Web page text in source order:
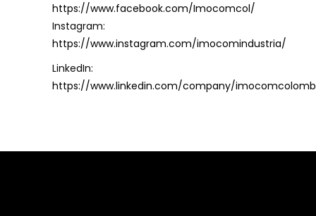
https://www.facebook.com/Imocomcol/
Instagram:
https://www.instagram.com/imocomindustria/
LinkedIn:
https://www.linkedin.com/company/